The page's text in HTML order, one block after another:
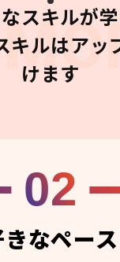
スキルが学
キルはアッ
けます
02
なペー